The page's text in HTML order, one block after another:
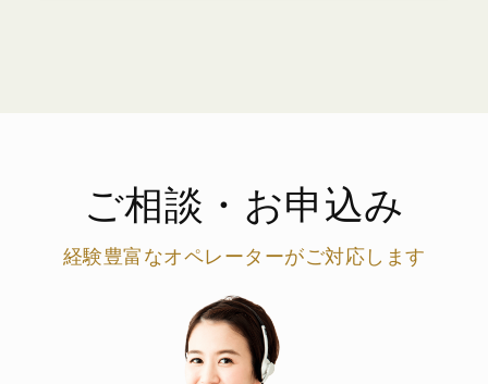
ご相談・お申込み
経験豊富なオペレーターがご対応します